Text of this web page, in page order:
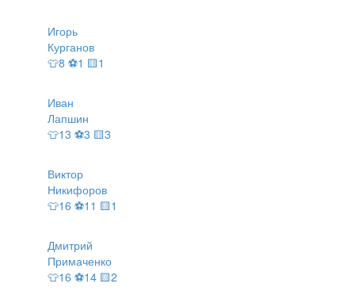
Игорь
Курганов
👕8 ⚽1 🟨1
Иван
Лапшин
👕13 ⚽3 🟨3
Виктор
Никифоров
👕16 ⚽11 🟨1
Дмитрий
Примаченко
👕16 ⚽14 🟨2